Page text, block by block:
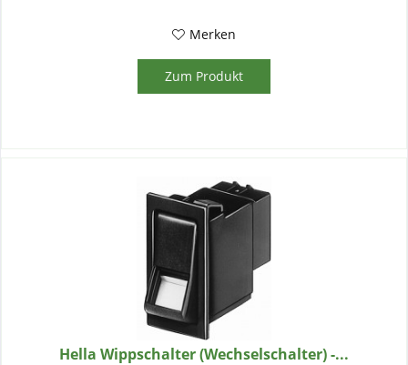
Merken
Zum Produkt
Hella Wippschalter (Wechselschalter) -...